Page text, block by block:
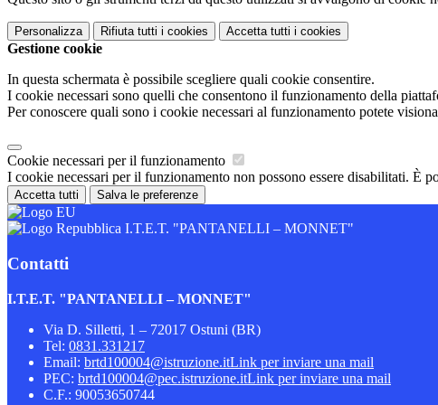
Personalizza Rifiuta tutti i cookies Accetta tutti i cookies
Gestione cookie
In questa schermata è possibile scegliere quali cookie consentire.
I cookie necessari sono quelli che consentono il funzionamento della
Per conoscere quali sono i cookie necessari al funzionamento potete
Cookie necessari per il funzionamento
I cookie necessari per il funzionamento non possono essere disabilitati. È
Accetta tutti Salva le preferenze
I.T.E.T. "PANTANELLI – MONNET"
Contatti
I.T.E.T. "PANTANELLI – MONNET"
Via D. Silletti, 1 – 72017 Ostuni (BR)
Tel: 0831.331217
Email: brtd100004@istruzione.itLink per inviare una mail
PEC: brtd100004@pec.istruzione.itLink per inviare una mail
C.F.: 90053650744